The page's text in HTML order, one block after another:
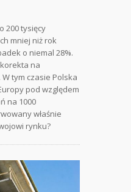
200 tysięcy
mniej niż rok
o niemal 28%.
na
tym czasie Polska
pod względem
na 1000
właśnie
rynku?